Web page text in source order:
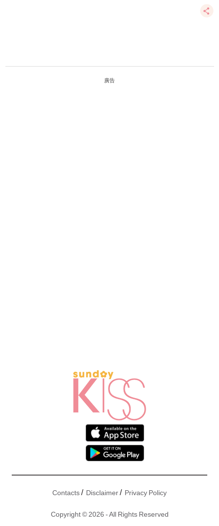
廣告
Contacts/ Disclaimer/ Privacy Policy
Copyright © 2026 - All Rights Reserved